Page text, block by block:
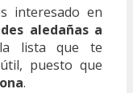
interesado en
aledañas a
lista que te
puesto que
.